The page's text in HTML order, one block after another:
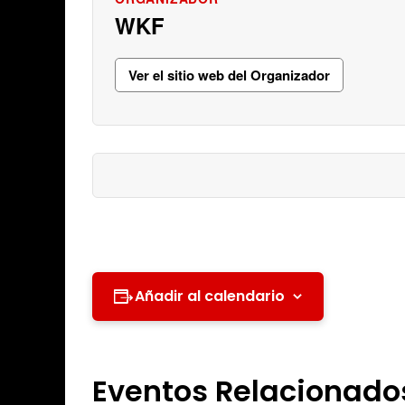
WKF
Ver el sitio web del Organizador
Añadir al calendario
Eventos